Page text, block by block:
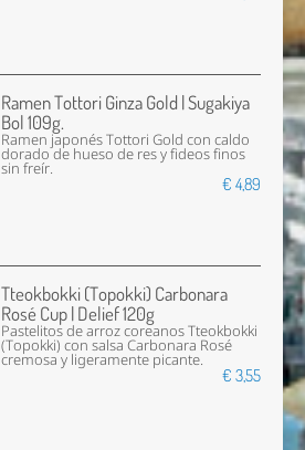
Ramen Tottori Ginza Gold | Sugakiya
Bol 109g.
Ramen japonés Tottori Gold con caldo
dorado de hueso de res y fideos finos
sin freír.
€ 4,89
Tteokbokki (Topokki) Carbonara
Rosé Cup | Delief 120g
Pastelitos de arroz coreanos Tteokbokki
(Topokki) con salsa Carbonara Rosé
cremosa y ligeramente picante.
€ 3,55